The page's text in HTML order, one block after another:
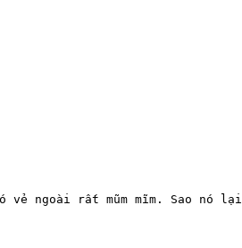
vẻ ngoài rất mũm mĩm. Sao nó